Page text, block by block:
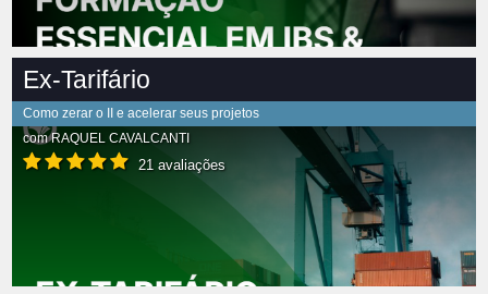
Ex-Tarifário
Como zerar o II e acelerar seus projetos
comRAQUEL CAVALCANTI
21 avaliações